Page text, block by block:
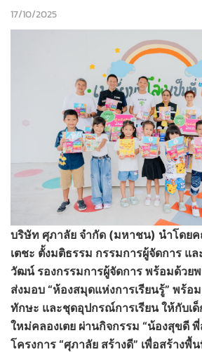
17/10/2025
บริษัท ศุภาลัย จำกัด (มหาชน) นำโดย
เตชะ ตั้งมติธรรม กรรมการผู้จัดการ แล
วัฒน์ รองกรรมการผู้จัดการ พร้อมด้วย
ส่งมอบ “ห้องสมุดแห่งการเรียนรู้” พร้อ
ทักษะ และชุดอุปกรณ์การเรียน ให้กับเ
ใหม่คลองเตย ผ่านกิจกรรม “น้องสุขดี พี่
โครงการ “ศุภาลัย สร้างดี” เพื่อสร้างพื้